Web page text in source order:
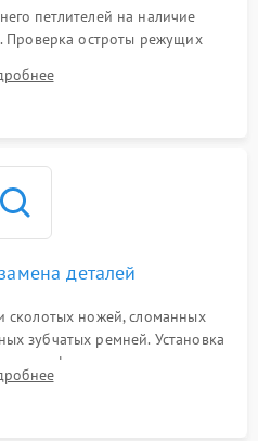
петлителей на наличие
Проверка остроты режущих
ремня, электромотора
подачи ткани.
деталей
сколотых ножей, сломанных
зубчатых ремней. Установка
деформированных.
в педали и цепях